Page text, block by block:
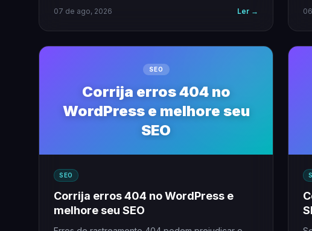
07 de ago, 2026 Ler →
SEO
Corrija erros 404 no
WordPress e melhore seu
SEO
SEO
Corrija erros 404 no WordPress e
melhore seu SEO